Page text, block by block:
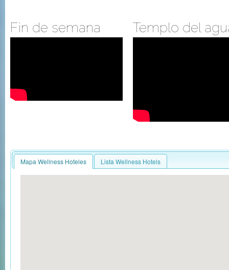
Fin de semana Templo del
Mapa Wellness Hoteles Lista Wellness Hotels